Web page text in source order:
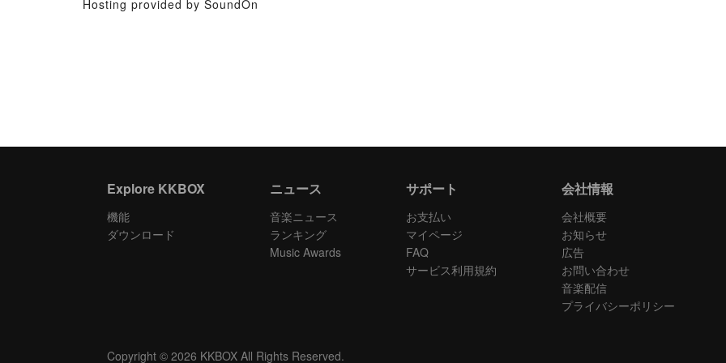
Hosting provided by SoundOn
Explore KKBOX
機能
ダウンロード
ニュース
音楽ニュース
ランキング
Music Awards
サポート
お支払い
マイページ
FAQ
サービス利用規約
会社情報
会社概要
お知らせ
広告
お問い合わせ
音楽配信
プライバシーポリシー
Copyright © 2026 KKBOX All Rights Reserved.